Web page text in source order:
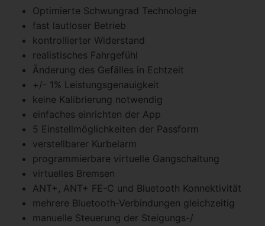
Optimierte Schwungrad Technologie
fast lautloser Betrieb
kontrollierter Widerstand
realistisches Fahrgefühl
Änderung des Gefälles in Echtzeit
+/- 1% Leistungsgenauigkeit
keine Kalibrierung notwendig
einfaches einrichten der App
5 Einstellmöglichkeiten der Passform
verstellbarer Kurbelarm
programmierbare virtuelle Gangschaltung
virtuelles Bremsen
ANT+, ANT+ FE-C und Bluetooth Konnektivität
mehrere Bluetooth-Verbindungen gleichzeitig
manuelle Steuerung der Steigungs-/